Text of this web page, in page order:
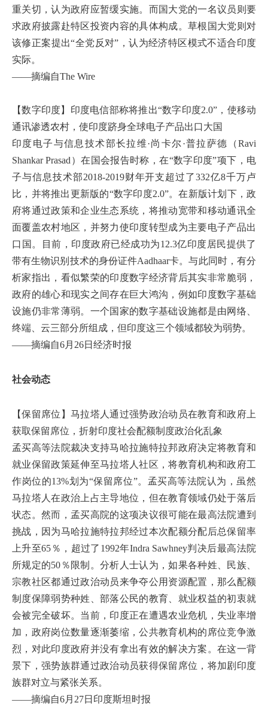
重关切，认为政府应暂缓实施。而国大党的一名议员则要
求政府披露赴特区投资内容的具体构成。草根国大党则对
该修正案提出“全党反对”，认为经济特区模式不适合印度
实际。
——摘编自The Wire
【数字印度】印度电信部称将推出“数字印度2.0”，使移动
通讯渗透农村，使印度跻身全球电子产品出口大国
印度电子与信息技术部长拉维·尚卡尔·普拉萨德（Ravi
Shankar Prasad）在国会报告时称，在“数字印度”项下，电
子与信息技术部2018-2019财年开支超过了332亿8千万卢
比，并将推出更新版的“数字印度2.0”。在新版计划下，政
府将通过政策和企业生态系统，将推动宽带和移动通讯全
面覆盖农村地区，并努力使印度转型成为主要电子产品出
口国。目前，印度政府已经成功为12.3亿印度居民提供了
带有生物识别技术的身份证件Aadhaar卡。与此同时，有分
析家指出，看似繁荣的印度数字经济背后其实非常脆弱，
政府的雄心和现实之间存在巨大鸿沟，例如印度数字基础
设施仍非常薄弱。一个国家的数字基础设施都是由网络、
终端、云三部分所组成，但印度这三个领域都较为弱势。
——摘编自6月26日经济时报
社会动态
【保留席位】马拉塔人通过强势政治动员在教育和政府上
获取保留席位，折射印度社会配额制度政治化乱象
孟买高等法院裁决支持马哈拉施特拉邦政府决定将教育和
就业保留政策延伸至马拉塔人社区，将教育机构和政府工
作岗位的13%划为“保留席位”。孟买高等法院认为，虽然
马拉塔人在政治上占主导地位，但在教育领域仍处于落后
状态。然而，孟买高院的这项决议很可能在最高法院遭到
挑战，因为马哈拉施特拉邦经过本次配额分配后总保留率
上升至65％，超过了1992年Indra Sawhney判决后最高法院
所规定的50％限制。分析人士认为，如果各种姓、民族、
宗教社区都通过政治动员来争夺公用资源配置，那么配额
制度保障弱势种姓、部落公民的教育、就业权益的初衷就
会被完全破坏。当前，印度正在遭遇农业危机，失业率增
加，政府岗位数量逐渐萎缩，公共教育机构的席位竞争激
烈，对此印度政府并没有拿出有效的解决方案。在这一背
景下，强势族群通过政治动员获得保留席位，将加剧印度
族群对立与紧张关系。
——摘编自6月27日印度斯坦时报